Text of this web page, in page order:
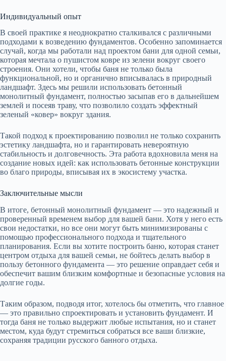
Индивидуальный опыт
В своей практике я неоднократно сталкивался с различными
подходами к возведению фундаментов. Особенно запоминается
случай, когда мы работали над проектом бани для одной семьи,
которая мечтала о пушистом ковре из зелени вокруг своего
строения. Они хотели, чтобы баня не только была
функциональной, но и органично вписывалась в природный
ландшафт. Здесь мы решили использовать бетонный
монолитный фундамент, полностью засыпав его в дальнейшем
землей и посеяв траву, что позволило создать эффектный
зеленый «ковер» вокруг здания.
Такой подход к проектированию позволил не только сохранить
эстетику ландшафта, но и гарантировать невероятную
стабильность и долговечность. Эта работа вдохновила меня на
создание новых идей: как использовать бетонные конструкции
во благо природы, вписывая их в экосистему участка.
Заключительные мысли
В итоге, бетонный монолитный фундамент — это надежный и
проверенный временем выбор для вашей бани. Хотя у него есть
свои недостатки, но все они могут быть минимизированы с
помощью профессионального подхода и тщательного
планирования. Если вы хотите построить баню, которая станет
центром отдыха для вашей семьи, не бойтесь делать выбор в
пользу бетонного фундамента — это решение оправдает себя и
обеспечит вашим близким комфортные и безопасные условия на
долгие годы.
Таким образом, подводя итог, хотелось бы отметить, что главное
— это правильно спроектировать и установить фундамент. И
тогда баня не только выдержит любые испытания, но и станет
местом, куда будут стремиться собраться все ваши близкие,
сохраняя традиции русского банного отдыха.